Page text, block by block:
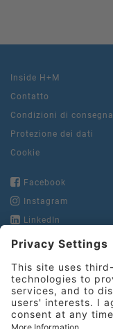
Inside H+M
Contatto
Condizioni di consegna
Protezione dei dati
Cookie
Facebook
Instagram
LinkedIn
YouTube